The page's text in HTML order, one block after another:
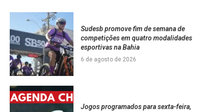
Sudesb promove fim de semana de
competições em quatro modalidades
esportivas na Bahia
6 de agosto de 2026
Jogos programados para sexta-feira,